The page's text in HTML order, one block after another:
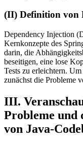
(II) Definition von
Dependency Injection
Kernkonzepte des
darin, die
beseitigen, eine lose
Tests zu erleichtern.
zunächst die Probleme
III.
Probleme und
von Java-